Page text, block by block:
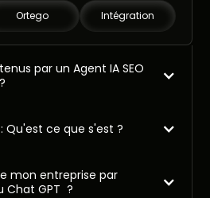
Ortego Intégration
par un Agent IA SEO
: Qu'est ce que s'est ?
mon entreprise par
Chat GPT ?